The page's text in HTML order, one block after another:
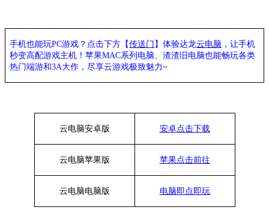
手机也能玩PC游戏？点击下方【传送门 】体验达龙云电脑 ，让手机
秒变高配游戏主机 ！苹果MAC系列电脑、渣渣旧电脑也能畅玩各类
热门端游和3A大作， 尽享云游戏极致魅力~
云电脑安卓版 安卓点击下载
云电脑苹果版 苹果点击前往
云电脑电脑版 电脑即点即玩